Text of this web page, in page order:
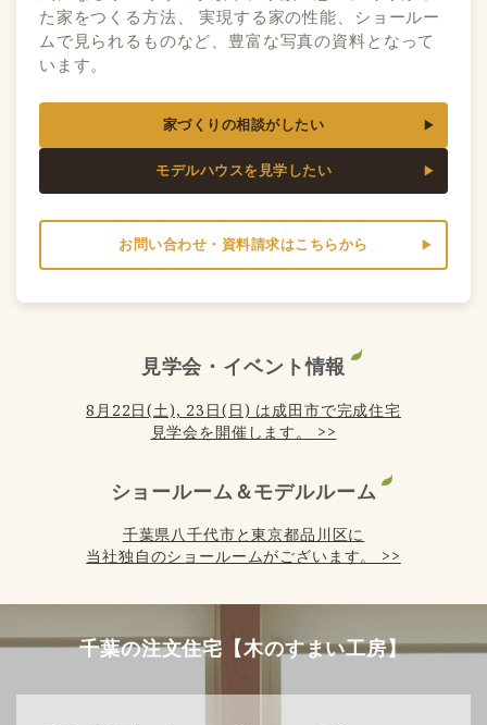
た家をつくる方法、 実現する家の性能、ショールー
ムで見られるものなど、豊富な写真の資料となって
います。
家づくりの相談がしたい
モデルハウスを見学したい
お問い合わせ・資料請求はこちらから
見学会・イベント情報
8月22日(土), 23日(日) は成田市で完成住宅
見学会を開催します。 >>
ショールーム＆モデルルーム
千葉県八千代市と東京都品川区に
当社独自のショールームがございます。 >>
千葉の注文住宅【木のすまい工房】